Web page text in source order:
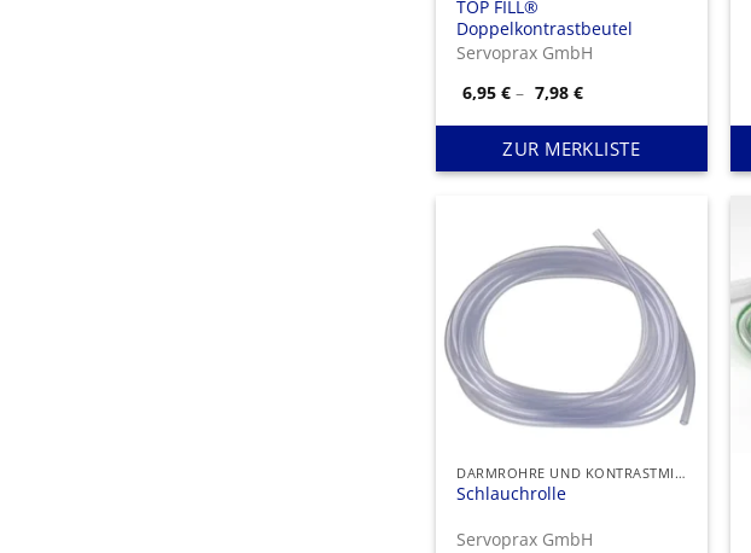
TOP FILL®
Doppelkontrastbeutel
Servoprax GmbH
6,95€ – 7,98€Preisspanne:
bis
7,98 €
ZUR MERKLISTE
DARMROHRE UND KONTRASTMITTELBEUTEL
Schlauchrolle
Servoprax GmbH